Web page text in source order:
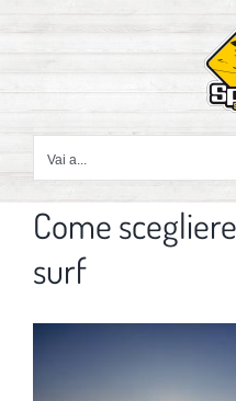
contenuto
Vai a...
Come
surf